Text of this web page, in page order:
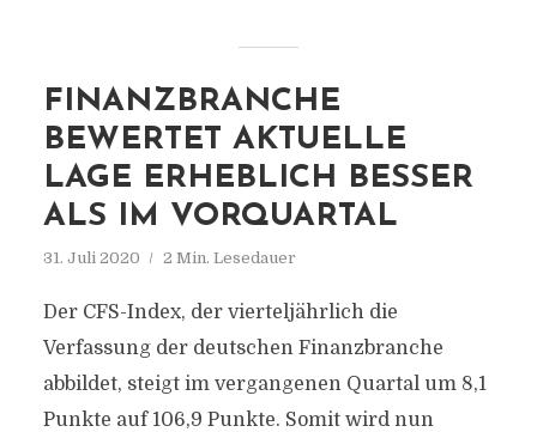
FINANZBRANCHE
BEWERTET AKTUELLE
LAGE ERHEBLICH BESSER
ALS IM VORQUARTAL
31. Juli 2020 2 Min. Lesedauer
Der CFS-Index, der vierteljährlich die
Verfassung der deutschen Finanzbranche
abbildet, steigt im vergangenen Quartal um 8,1
Punkte auf 106,9 Punkte. Somit wird nun